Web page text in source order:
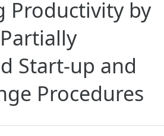
Productivity by
Start-up and
Procedures